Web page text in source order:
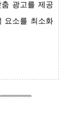
광고를 제공
요소를 최소화